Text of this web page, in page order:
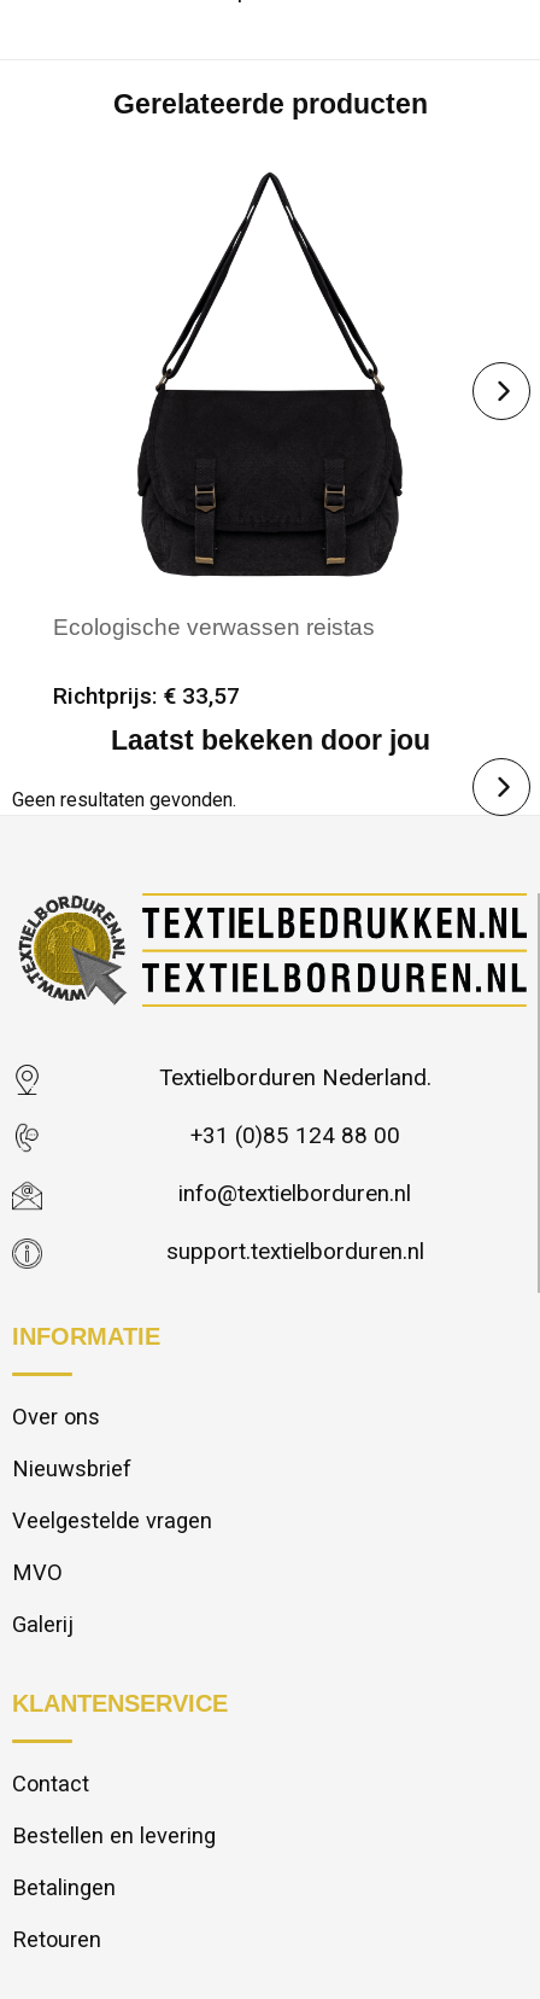
Gerelateerde producten
Ecologische verwassen reistas
Richtprijs: € 33,57
Minimale afname: 6
Laatst bekeken door jou
Geen resultaten gevonden.
Textielborduren Nederland.
+31 (0)85 124 88 00
info@textielborduren.nl
support.textielborduren.nl
INFORMATIE
Over ons
Nieuwsbrief
Veelgestelde vragen
MVO
Galerij
KLANTENSERVICE
Contact
Bestellen en levering
Betalingen
Retouren